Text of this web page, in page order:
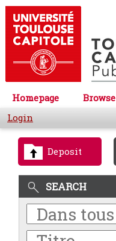
Homepage Browse
Login
Deposit
SEARCH